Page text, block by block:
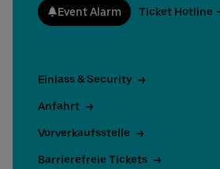
Event Alarm Ticket Hotline
Einlass & Security
Anfahrt
Vorverkaufsstelle
Barrierefreie Tickets